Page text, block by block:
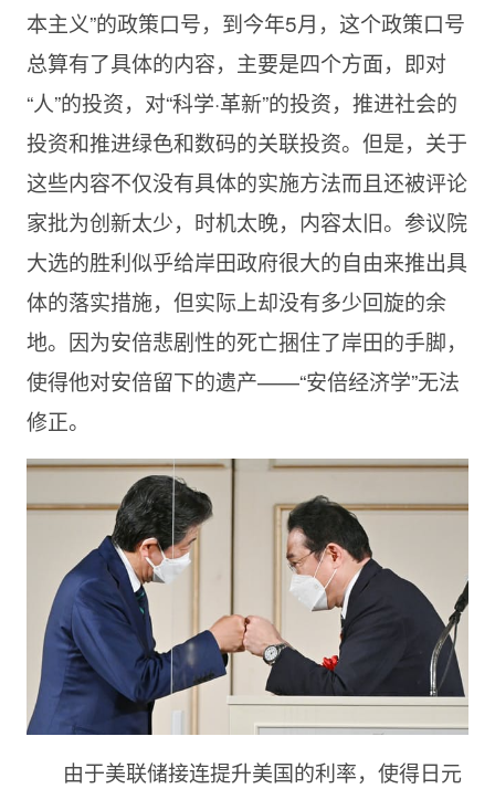
本主义”的政策口号，到今年5月，这个政策口号
总算有了具体的内容，主要是四个方面，即对
“人”的投资，对“科学·革新”的投资，推进社会的
投资和推进绿色和数码的关联投资。但是，关于
这些内容不仅没有具体的实施方法而且还被评论
家批为创新太少，时机太晚，内容太旧。参议院
大选的胜利似乎给岸田政府很大的自由来推出具
体的落实措施，但实际上却没有多少回旋的余
地。因为安倍悲剧性的死亡捆住了岸田的手脚，
使得他对安倍留下的遗产——“安倍经济学”无法
修正。
由于美联储接连提升美国的利率，使得日元